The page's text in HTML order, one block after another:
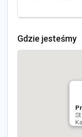
Gdzie jesteśmy